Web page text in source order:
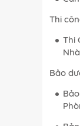
Thi
Thi
Bảo